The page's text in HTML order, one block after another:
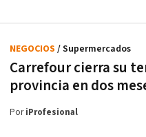
Carrefour cierra su
provincia en dos
NEGOCIOS / Supermercados
PoriProfesional